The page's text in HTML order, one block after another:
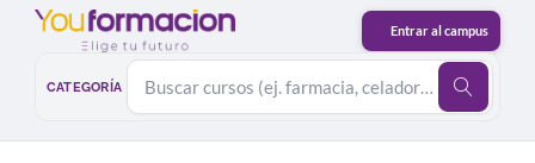
CATEGORÍA